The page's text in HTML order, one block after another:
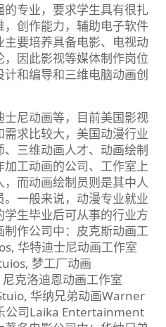
专业，要求学生具有很扎
创作能力，辅助电子软件
要培养具备电影、电视动
因此影视等媒体制作岗位
和编导和三维电脑动画创
尼动画等，目前美国影视
求比较大，美国动漫行业
三维动画人才、动画绘制
工动画的公司、工作室上
而动画绘制员则是其中人
一般来说，动漫专业就业
生毕业后可从事的行业方
作公司中：皮克斯动画工
华特迪士尼动画工作室
梦工厂动画
克洛迪恩动画工作室
华纳兄弟动画Warner
公司Laika Entertainment